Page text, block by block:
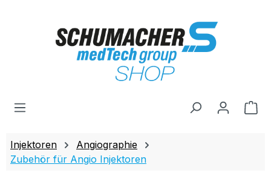
Injektoren
Angiographie
Zubehör für Angio Injektoren